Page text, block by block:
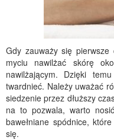
Gdy zauważy się pierwsze
myciu nawilżać skórę
nawilżającym. Dzięki
twardnieć. Należy uważać
siedzenie przez dłuższy
na to pozwala, warto
bawełniane spódnice,
się.